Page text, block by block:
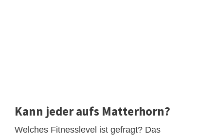
Kann jeder aufs Matterhorn?
Welches Fitnesslevel ist gefragt? Das